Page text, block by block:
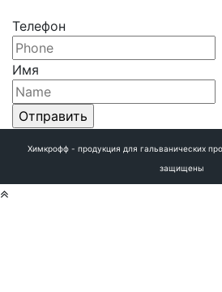
Телефон
Имя
Отправить
Химкрофф - продукция для гальванических
защищены